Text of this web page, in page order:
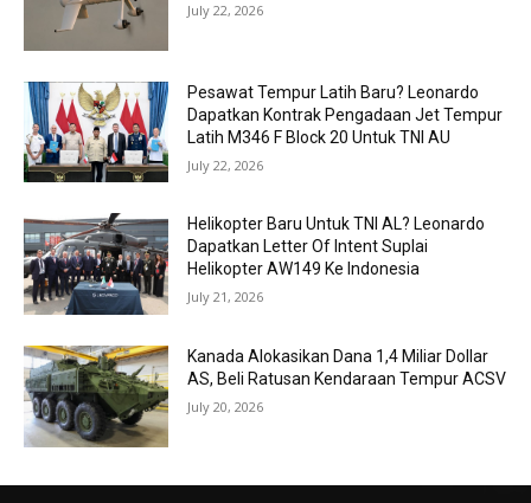
July 22, 2026
Pesawat Tempur Latih Baru? Leonardo
Dapatkan Kontrak Pengadaan Jet Tempur
Latih M346 F Block 20 Untuk TNI AU
July 22, 2026
Helikopter Baru Untuk TNI AL? Leonardo
Dapatkan Letter Of Intent Suplai
Helikopter AW149 Ke Indonesia
July 21, 2026
Kanada Alokasikan Dana 1,4 Miliar Dollar
AS, Beli Ratusan Kendaraan Tempur ACSV
July 20, 2026